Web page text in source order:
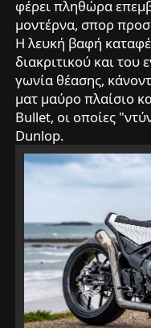
φέρει πληθώρα
μοντέρνα, σπορ
Η λευκή βαφή
διακριτικού και
γωνία θέασης,
ματ μαύρο πλαίσιο
Bullet, οι οποίες
Dunlop.